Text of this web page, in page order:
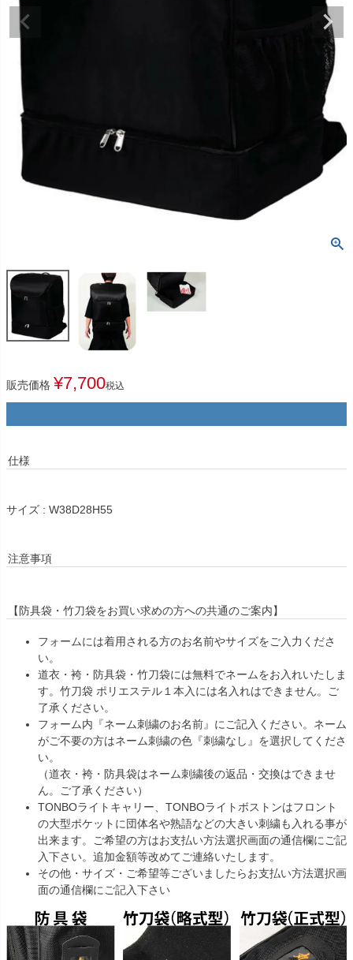
販売価格 ¥7,700税込
仕様
サイズ : W38D28H55
注意事項
【防具袋・竹刀袋をお買い求めの方への共通のご案内】
フォームには着用される方のお名前やサイズをご入力くださ
い。
道衣・袴・防具袋・竹刀袋には無料でネームをお入れいたしま
す。竹刀袋 ポリエステル１本入には名入れはできません。ご
了承ください。
フォーム内『ネーム刺繍のお名前』にご記入ください。ネーム
がご不要の方はネーム刺繍の色『刺繍なし』を選択してくださ
い。
（道衣・袴・防具袋はネーム刺繍後の返品・交換はできませ
ん。ご了承ください）
TONBOライトキャリー、TONBOライトボストンはフロント
の大型ポケットに団体名や熟語などの大きい刺繍も入れる事が
出来ます。ご希望の方はお支払い方法選択画面の通信欄にご記
入下さい。追加金額等改めてご連絡いたします。
その他・サイズ・ご希望等ございましたらお支払い方法選択画
面の通信欄にご記入下さい